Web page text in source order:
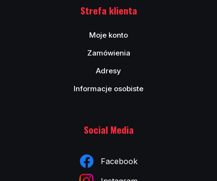
Strefa klienta
Moje konto
Zamówienia
Adresy
Informacje osobiste
Social Media
Facebook